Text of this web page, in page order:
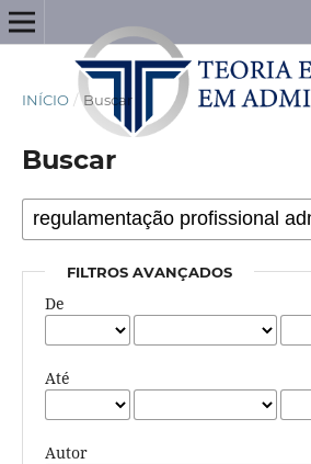
INÍCIO / Buscar
Buscar
FILTROS AVANÇADOS
De
Até
Autor